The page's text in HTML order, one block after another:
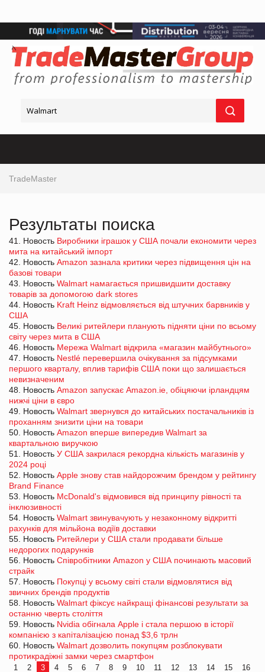
TradeMaster
Результаты поиска
41. Новость Виробники іграшок у США почали економити через
мита на китайський імпорт
42. Новость Amazon зазнала критики через підвищення цін на
базові товари
43. Новость Walmart намагається пришвидшити доставку
товарів за допомогою dark stores
44. Новость Kraft Heinz відмовляється від штучних барвників у
США
45. Новость Великі ритейлери планують підняти ціни по всьому
світу через мита в США
46. Новость Мережа Walmart відкрила «магазин майбутнього»
47. Новость Nestlé перевершила очікування за підсумками
першого кварталу, вплив тарифів США поки що залишається
невизначеним
48. Новость Amazon запускає Amazon.ie, обіцяючи ірландцям
нижчі ціни в євро
49. Новость Walmart звернувся до китайських постачальників із
проханням знизити ціни на товари
50. Новость Amazon вперше випередив Walmart за
квартальною виручкою
51. Новость У США закрилася рекордна кількість магазинів у
2024 році
52. Новость Apple знову став найдорожчим брендом у рейтингу
Brand Finance
53. Новость McDonald's відмовився від принципу рівності та
інклюзивності
54. Новость Walmart звинувачують у незаконному відкритті
рахунків для мільйона водіїв доставки
55. Новость Ритейлери у США стали продавати більше
недорогих подарунків
56. Новость Співробітники Amazon у США починають масовий
страйк
57. Новость Покупці у всьому світі стали відмовлятися від
звичних брендів продуктів
58. Новость Walmart фіксує найкращі фінансові результати за
останню чверть століття
59. Новость Nvidia обігнала Apple і стала першою в історії
компанією з капіталізацією понад $3,6 трлн
60. Новость Walmart дозволить покупцям розблокувати
протикрадіжні замки через смартфон
1 2 3 4 5 6 7 8 9 10 11 12 13 14 15
16